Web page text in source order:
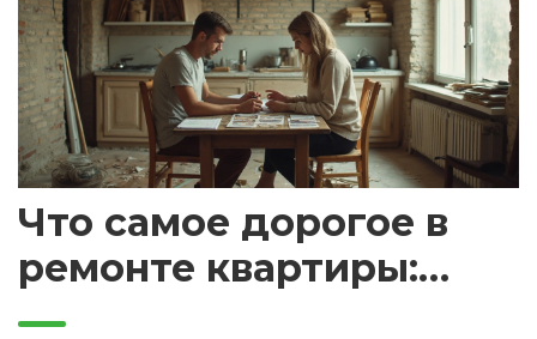
Что самое дорогое в
ремонте квартиры:
расходы под лупой